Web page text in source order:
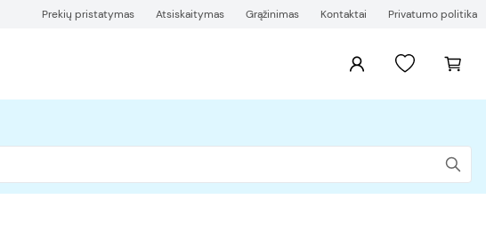
Prekių pristatymas Atsiskaitymas Grąžinimas Kontaktai Privatumo politika